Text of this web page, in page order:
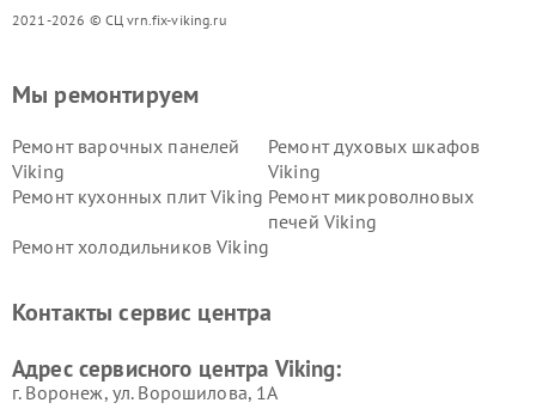
2021-2026 © СЦ vrn.fix-viking.ru
Мы ремонтируем
Ремонт варочных панелей
Viking
Ремонт духовых шкафов
Viking
Ремонт кухонных плит Viking Ремонт микроволновых
печей Viking
Ремонт холодильников Viking
Контакты сервис центра
Адрес сервисного центра Viking:
г. Воронеж, ул. Ворошилова, 1А